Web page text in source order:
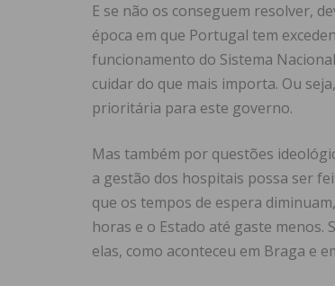
E se não os conseguem resolver,
época em que Portugal tem
funcionamento do Sistema
cuidar do que mais importa. Ou
prioritária para este governo.
Mas também por questões
a gestão dos hospitais possa ser
que os tempos de espera
horas e o Estado até gaste menos.
elas, como aconteceu em Braga e